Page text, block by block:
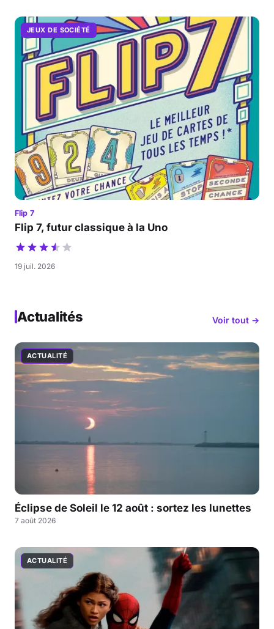
JEUX DE SOCIÉTÉ
Flip 7
Flip 7, futur classique à la Uno
19 juil. 2026
Actualités Voir tout →
ACTUALITÉ
Éclipse de Soleil le 12 août : sortez les lunettes
7 août 2026
ACTUALITÉ